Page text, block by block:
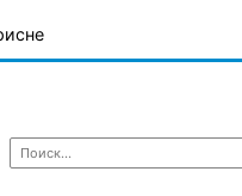
Найти: